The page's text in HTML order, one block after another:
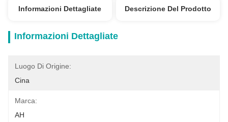
Informazioni Dettagliate Descrizione Del Prodotto
Informazioni Dettagliate
Luogo Di Origine:
Cina
Marca:
AH